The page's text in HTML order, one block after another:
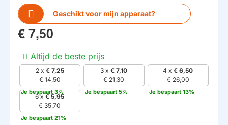
Geschikt voor mijn apparaat?
€ 7,50
Altijd de beste prijs
2 x € 7,25
€ 14,50
Je bespaart 3%
3 x€ 7,10
€ 21,30
Je bespaart 5%
4 x€ 6,50
€ 26,00
Je bespaart 13%
6 x€ 5,95
€ 35,70
Je bespaart 21%